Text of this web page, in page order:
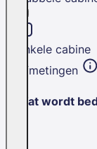
Enkele cabine
Afmetingen
Wat wordt